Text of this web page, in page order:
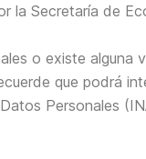
la Secretaría de
o existe alguna
que podrá
Personales